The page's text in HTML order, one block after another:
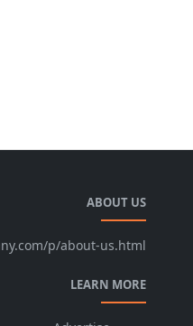
ABOUT US
p/about-us.html
LEARN MORE